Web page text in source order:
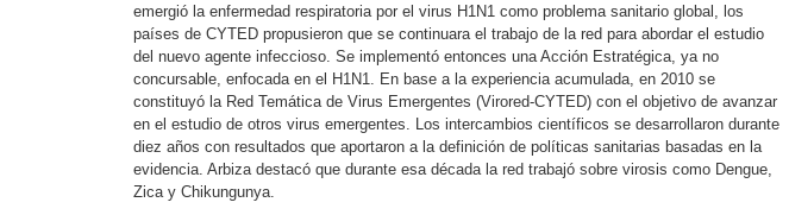
emergió la enfermedad respiratoria por el virus H1N1 como problema sanitario global, los
países de CYTED propusieron que se continuara el trabajo de la red para abordar el estudio
del nuevo agente infeccioso. Se implementó entonces una Acción Estratégica, ya no
concursable, enfocada en el H1N1. En base a la experiencia acumulada, en 2010 se
constituyó la Red Temática de Virus Emergentes (Virored-CYTED) con el objetivo de avanzar
en el estudio de otros virus emergentes. Los intercambios científicos se desarrollaron durante
diez años con resultados que aportaron a la definición de políticas sanitarias basadas en la
evidencia. Arbiza destacó que durante esa década la red trabajó sobre virosis como Dengue,
Zica y Chikungunya.